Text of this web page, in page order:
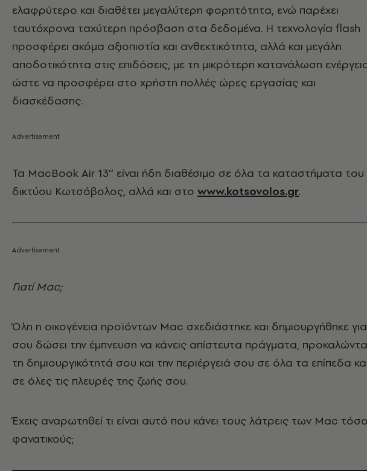
ελαφρύτερο και διαθέτει μεγαλύτερη φορητότητα, ενώ παρέχει
ταυτόχρονα ταχύτερη πρόσβαση στα δεδομένα. Η τεχνολογία flash
προσφέρει ακόμα αξιοπιστία και ανθεκτικότητα, αλλά και μεγάλη
αποδοτικότητα στις επιδόσεις, με τη μικρότερη κατανάλωση
ώστε να προσφέρει στο χρήστη πολλές ώρες εργασίας και
διασκέδασης.
Τα MacBook Air 13’’ είναι ήδη διαθέσιμο σε όλα τα καταστήματα του
δικτύου Κωτσόβολος, αλλά και στο www.kotsovolos.gr.
Γιατί Mac;
Όλη η οικογένεια προϊόντων Mac σχεδιάστηκε και δημιουργήθηκε
σου δώσει την έμπνευση να κάνεις απίστευτα πράγματα,
τη δημιουργικότητά σου και την περιέργειά σου σε όλα τα επίπεδα
σε όλες τις πλευρές της ζωής σου.
Έχεις αναρωτηθεί τι είναι αυτό που κάνει τους λάτρεις των Mac
φανατικούς;